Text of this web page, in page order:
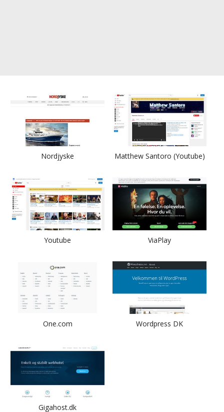
Nordjyske Matthew Santoro (Youtube)
Youtube ViaPlay
One.com Wordpress DK
Gigahost.dk